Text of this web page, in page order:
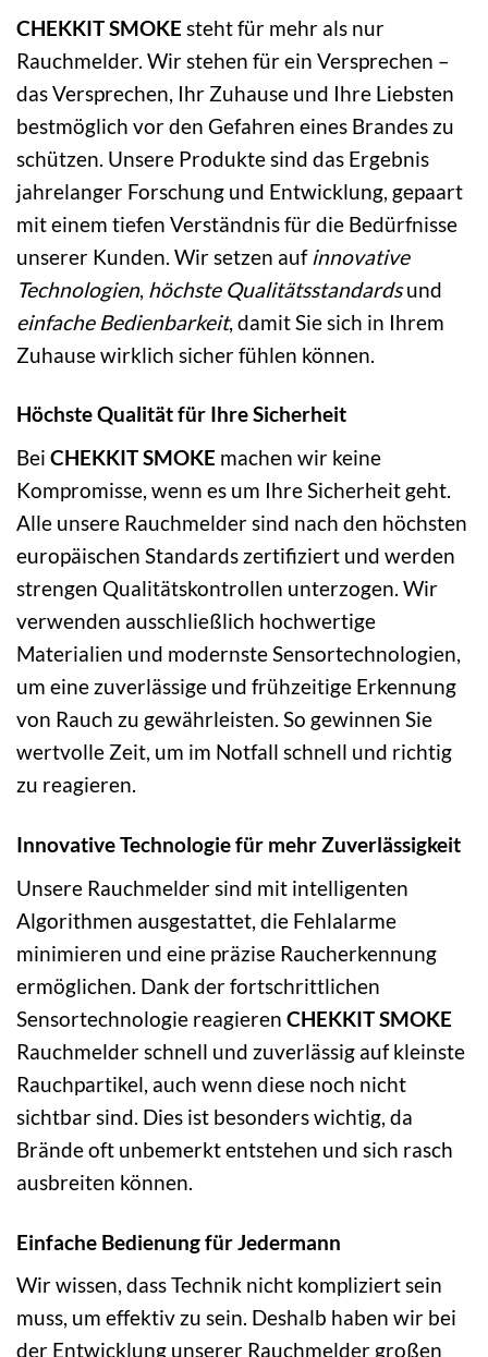
CHEKKIT SMOKE steht für mehr als nur
Rauchmelder. Wir stehen für ein Versprechen –
das Versprechen, Ihr Zuhause und Ihre Liebsten
bestmöglich vor den Gefahren eines Brandes zu
schützen. Unsere Produkte sind das Ergebnis
jahrelanger Forschung und Entwicklung, gepaart
mit einem tiefen Verständnis für die Bedürfnisse
unserer Kunden. Wir setzen auf innovative
Technologien, höchste Qualitätsstandardsund
einfache Bedienbarkeit, damit Sie sich in Ihrem
Zuhause wirklich sicher fühlen können.
Höchste Qualität für Ihre Sicherheit
Bei CHEKKIT SMOKE machen wir keine
Kompromisse, wenn es um Ihre Sicherheit geht.
Alle unsere Rauchmelder sind nach den höchsten
europäischen Standards zertifiziert und werden
strengen Qualitätskontrollen unterzogen. Wir
verwenden ausschließlich hochwertige
Materialien und modernste Sensortechnologien,
um eine zuverlässige und frühzeitige Erkennung
von Rauch zu gewährleisten. So gewinnen Sie
wertvolle Zeit, um im Notfall schnell und richtig
zu reagieren.
Innovative Technologie für mehr Zuverlässigkeit
Unsere Rauchmelder sind mit intelligenten
Algorithmen ausgestattet, die Fehlalarme
minimieren und eine präzise Raucherkennung
ermöglichen. Dank der fortschrittlichen
Sensortechnologie reagieren CHEKKIT SMOKE
Rauchmelder schnell und zuverlässig auf kleinste
Rauchpartikel, auch wenn diese noch nicht
sichtbar sind. Dies ist besonders wichtig, da
Brände oft unbemerkt entstehen und sich rasch
ausbreiten können.
Einfache Bedienung für Jedermann
Wir wissen, dass Technik nicht kompliziert sein
muss, um effektiv zu sein. Deshalb haben wir bei
der Entwicklung unserer Rauchmelder großen